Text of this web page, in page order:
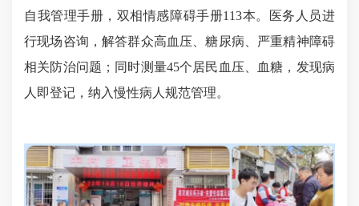
自我管理手册，双相情感障碍手册113本。医务人员进
行现场咨询，解答群众高血压、糖尿病、严重精神障碍
相关防治问题；同时测量45个居民血压、血糖，发现病
人即登记，纳入慢性病人规范管理。